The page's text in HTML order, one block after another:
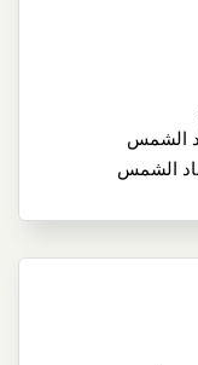
الشمس
الشمس